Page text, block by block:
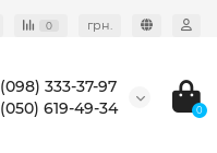
0 грн.
(098) 333-37-97
(050) 619-49-34
0